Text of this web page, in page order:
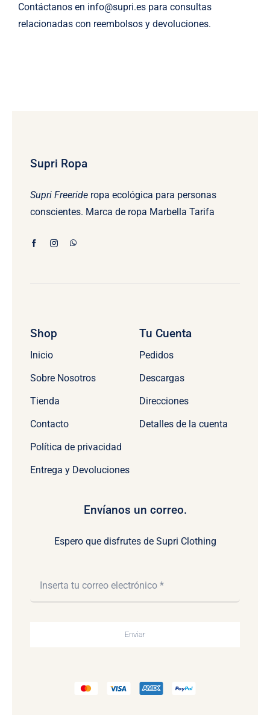
Contáctanos en info@supri.es para consultas
relacionadas con reembolsos y devoluciones.
Supri Ropa
Supri Freerideropa ecológica para personas
conscientes. Marca de ropa Marbella Tarifa
Shop
Inicio
Sobre Nosotros
Tienda
Contacto
Política de privacidad
Entrega y Devoluciones
Tu Cuenta
Pedidos
Descargas
Direcciones
Detalles de la cuenta
Envíanos un correo.
Espero que disfrutes de Supri Clothing
Enviar